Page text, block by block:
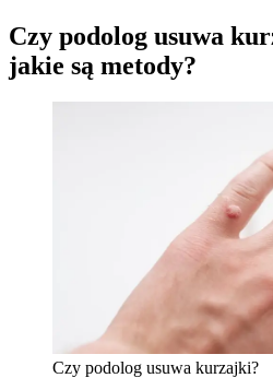
Czy podolog usuwa
jakie są metody?
Czy podolog usuwa kurzajki?